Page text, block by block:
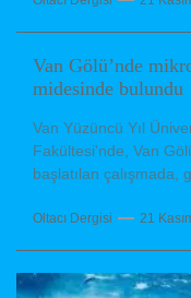
Van Gölü’nde
midesinde bulundu
Van Yüzüncü Yıl
Fakültesi'nde, Van
başlatılan çalışmada,
Oltacı Dergisi 21